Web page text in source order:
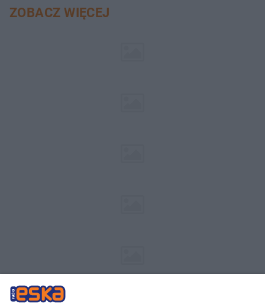
ZOBACZ WIĘCEJ